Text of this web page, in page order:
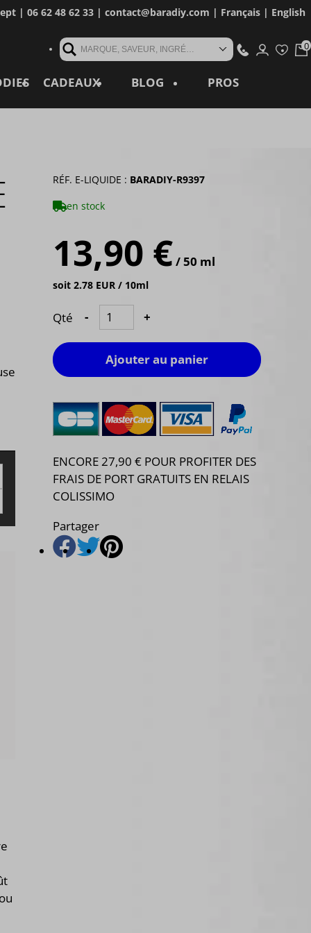
| 06 62 48 62 33 | contact@baradiy.com | Français| English
MARQUE, SAVEUR, INGRÉDIENT, RÉFÉRENCE, MOT CLÉ...
CADEAUX BLOG PROS
RÉF. E-LIQUIDE : BARADIY-R9397
en stock
13,90 €/ 50 ml
soit 2.78 EUR / 10ml
Qté - +
Ajouter au panier
ENCORE 27,90 € POUR PROFITER DES
FRAIS DE PORT GRATUITS EN RELAIS
COLISSIMO
Partager